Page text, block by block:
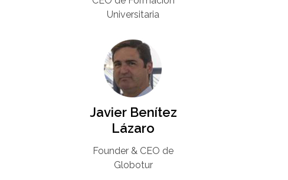
Universitaria​
Javier Benítez
Lázaro
Founder & CEO de
Globotur​